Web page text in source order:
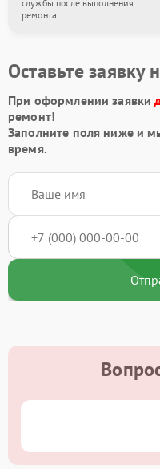
службы после выполнения
ремонта.
Оставьте заявку
При оформлении заявки
ремонт!
Заполните поля ниже и
время.